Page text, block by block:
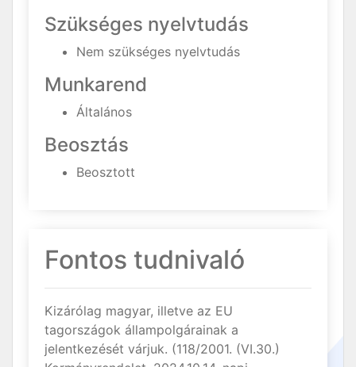
Szükséges nyelvtudás
Nem szükséges nyelvtudás
Munkarend
Általános
Beosztás
Beosztott
Fontos tudnivaló
Kizárólag magyar, illetve az EU
tagországok állampolgárainak a
jelentkezését várjuk. (118/2001. (VI.30.)